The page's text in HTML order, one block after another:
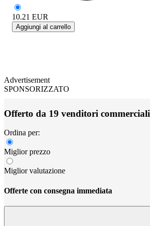
10.21 EUR
Aggiungi al carrello
Advertisement
SPONSORIZZATO
Offerto da 19 venditori commerciali
Ordina per:
Miglior prezzo
Miglior valutazione
Offerte con consegna immediata